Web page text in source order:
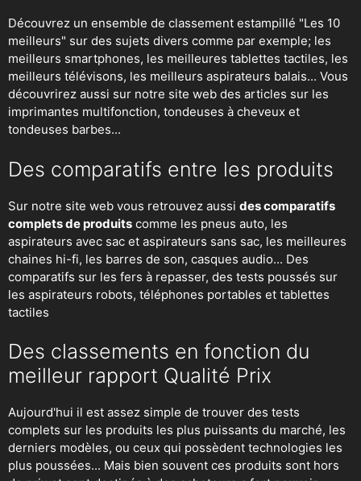
Découvrez un ensemble de classement estampillé "Les 10
meilleurs" sur des sujets divers comme par exemple; les
meilleurs smartphones, les meilleures tablettes tactiles, les
meilleurs télévisons, les meilleurs aspirateurs balais... Vous
découvrirez aussi sur notre site web des articles sur les
imprimantes multifonction, tondeuses à cheveux et
tondeuses barbes...
Des comparatifs entre les produits
Sur notre site web vous retrouvez aussi des comparatifs
complets de produits comme les pneus auto, les
aspirateurs avec sac et aspirateurs sans sac, les meilleures
chaines hi-fi, les barres de son, casques audio... Des
comparatifs sur les fers à repasser, des tests poussés sur
les aspirateurs robots, téléphones portables et tablettes
tactiles
Des classements en fonction du
meilleur rapport Qualité Prix
Aujourd'hui il est assez simple de trouver des tests
complets sur les produits les plus puissants du marché, les
derniers modèles, ou ceux qui possèdent technologies les
plus poussées... Mais bien souvent ces produits sont hors